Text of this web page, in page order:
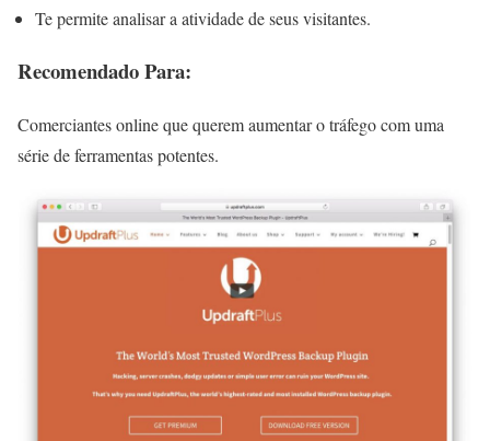
Te permite analisar a atividade de seus visitantes.
Recomendado Para:
Comerciantes online que querem aumentar o tráfego com uma
série de ferramentas potentes.